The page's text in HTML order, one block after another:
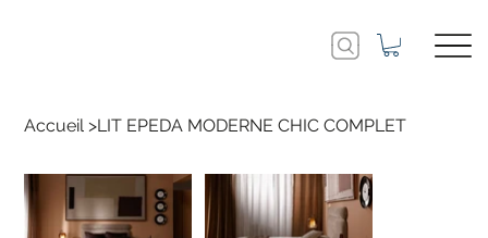
Accueil >LIT EPEDA MODERNE CHIC COMPLET